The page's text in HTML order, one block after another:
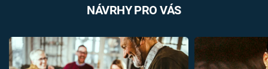
NÁVRHY PRO VÁS